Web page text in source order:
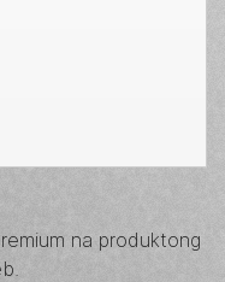
na produktong